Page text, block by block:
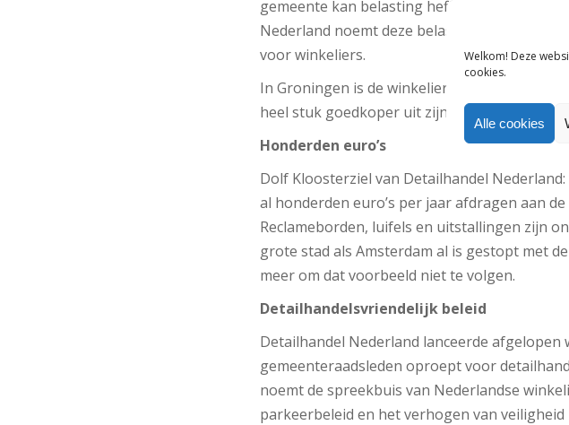
Welkom! Deze
cookies.
Alle cookies
gemeente kan belasting heffen op
Nederland noemt deze belastingen niet uit
voor winkeliers.
In Groningen is de winkelier het meest kwijt:
heel stuk goedkoper uit zijn met 509 euro.
Honderden euro’s
Dolf Kloosterziel van Detailhandel
al honderden euro’s per jaar afdragen aan
Reclameborden, luifels en uitstallingen zijn
grote stad als Amsterdam al is gestopt met
meer om dat voorbeeld niet te volgen.
Detailhandelsvriendelijk beleid
Detailhandel Nederland lanceerde
gemeenteraadsleden oproept voor
noemt de spreekbuis van Nederlandse
parkeerbeleid en het verhogen van veiligheid